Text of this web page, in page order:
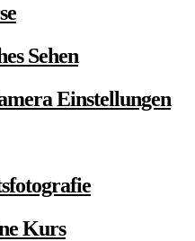
Sehen
Einstellungen
Kurs